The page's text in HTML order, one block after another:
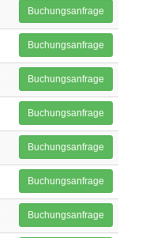
Buchungsanfrage
Buchungsanfrage
Buchungsanfrage
Buchungsanfrage
Buchungsanfrage
Buchungsanfrage
Buchungsanfrage